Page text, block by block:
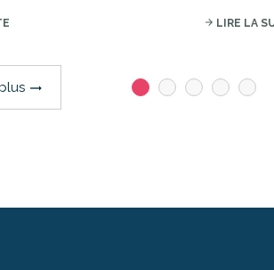
arrow_forward LIRE LA
trending_flat